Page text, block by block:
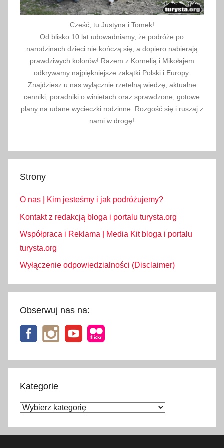
2
Cześć, tu Justyna i Tomek!
Od blisko 10 lat udowadniamy, że podróże po
narodzinach dzieci nie kończą się, a dopiero nabierają
prawdziwych kolorów! Razem z Kornelią i Mikołajem
odkrywamy najpiękniejsze zakątki Polski i Europy.
Znajdziesz u nas wyłącznie rzetelną wiedzę, aktualne
cenniki, poradniki o winietach oraz sprawdzone, gotowe
plany na udane wycieczki rodzinne. Rozgość się i ruszaj z
nami w drogę!
Strony
O nas | Kim jesteśmy i jak podróżujemy?
Kontakt z redakcją bloga i portalu turysta.org
Współpraca i Reklama | Media Kit bloga i portalu
turysta.org
Wyłączenie odpowiedzialności (Disclaimer)
Obserwuj nas na:
Kategorie
Kategorie